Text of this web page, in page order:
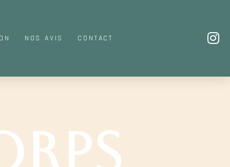
NOS AVIS CONTACT